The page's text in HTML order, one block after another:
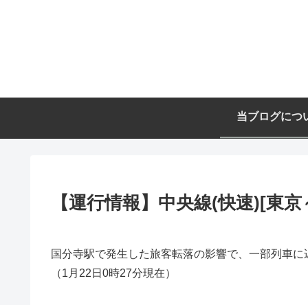
当ブログにつ
【運行情報】中央線(快速)[東
国分寺駅で発生した旅客転落の影響で、一部列車に
（1月22日0時27分現在）